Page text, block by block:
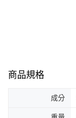
商品規格
成分